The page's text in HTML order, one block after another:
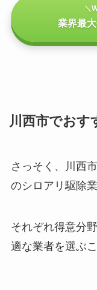
＼
業界最
川西市でおす
さっそく、川西
のシロアリ駆除
それぞれ得意分
適な業者を選ぶ